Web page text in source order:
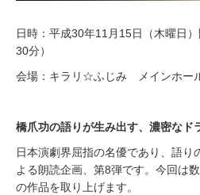
日時：平成30年11月15日（木曜日
30分）
会場：キラリ☆ふじみ メインホー
橋爪功の語りが生み出す、濃密なド
日本演劇界屈指の名優であり、語り
よる朗読企画、第8弾です。今回は
の作品を取り上げます。